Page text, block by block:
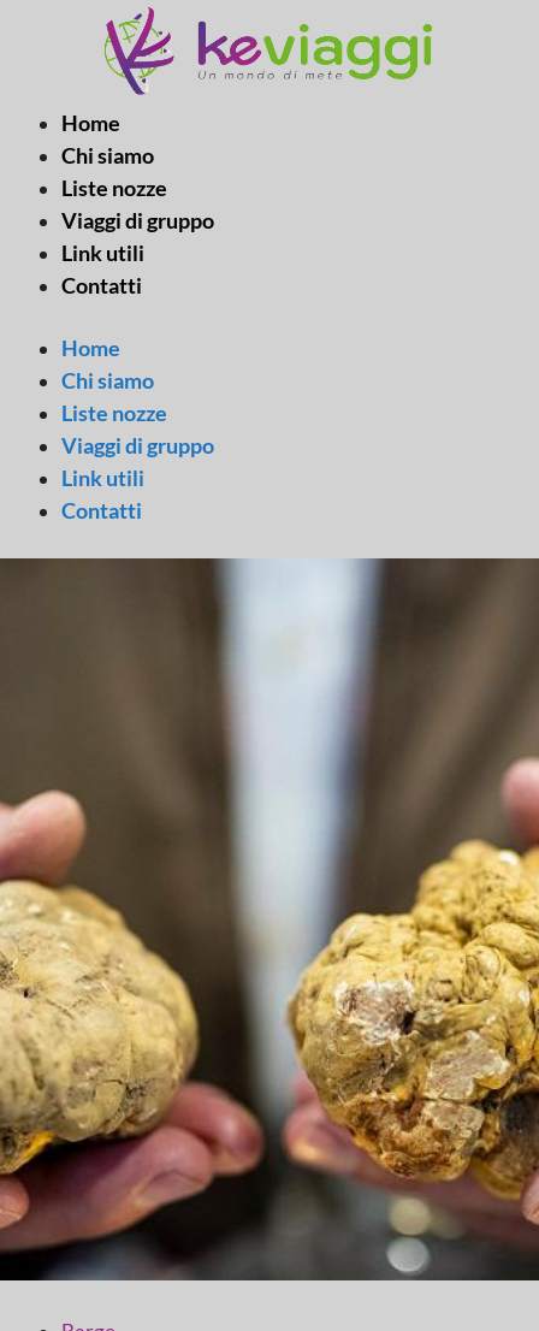
Home
Chi siamo
Liste nozze
Viaggi di gruppo
Link utili
Contatti
Home
Chi siamo
Liste nozze
Viaggi di gruppo
Link utili
Contatti